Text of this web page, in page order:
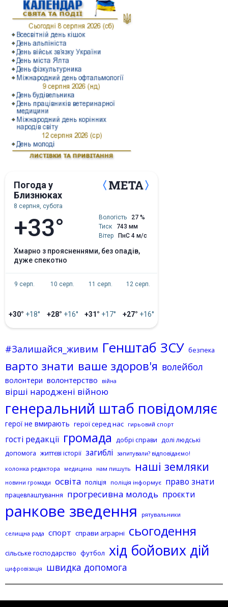
Погода у
Близнюках
8 серпня, субота
+33° Вологість
27 %
Тиск
743 мм
Вітер
ПнС 4 м/с
хмарно з проясненнями, без опадів,
дуже спекотно
9 серп.
+30° +18°
10 серп.
+28° +16°
11 серп.
+31° +17°
12 серп.
+27° +16°
#Залишайся_живим Генштаб ЗСУ безпека
варто знати ваше здоров'я волейбол
волонтери волонтерство війна
вірші народжені війною
генеральний штаб повідомляє
герої не вмирають герої серед нас гирьовий спорт
гості редакції громада добрі справи долі людські
допомога життєві історії загиблі запитували? відповідаємо!
колонка редактора
медицина нам пишуть наші земляки
новини громади освіта поліція поліція інформує право знати
працевлаштування прогресивна молодь проєкти
ранкове зведення рятувальники
селищна рада спорт справи аграрні сьогодення
сільське господарство футбол хід бойових дій
цифровізація швидка допомога